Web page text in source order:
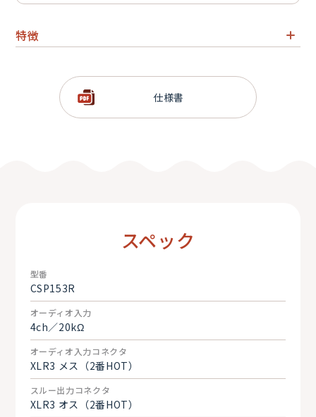
特徴
SIFAM社製 高精度VUメーター
2U据置サイズ
仕様書
スペック
型番
CSP153R
オーディオ入力
4ch／20kΩ
オーディオ入力コネクタ
XLR3 メス（2番HOT）
スルー出力コネクタ
XLR3 オス（2番HOT）